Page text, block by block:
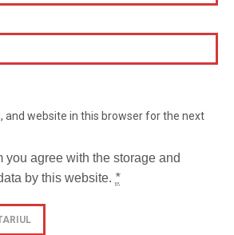
and website in this browser for the next
you agree with the storage and
by this website. *